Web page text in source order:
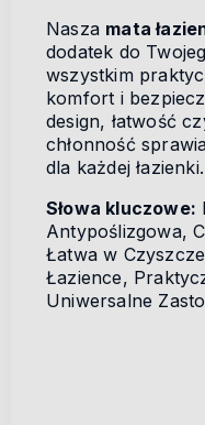
Nasza mata
dodatek do
wszystkim
komfort i
design, łatwość
chłonność
dla każdej łazienki.
Słowa kluczowe:
Antypoślizgowa,
Łatwa w
Łazience,
Uniwersalne